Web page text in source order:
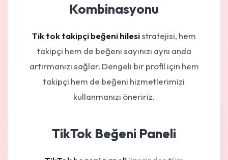
Kombinasyonu
Tik tok takipçi beğeni hilesistratejisi, hem
takipçi hem de beğeni sayınızı aynı anda
artırmanızı sağlar. Dengeli bir profil için hem
takipçi hem de beğeni hizmetlerimizi
kullanmanızı öneririz.
TikTok Beğeni Paneli